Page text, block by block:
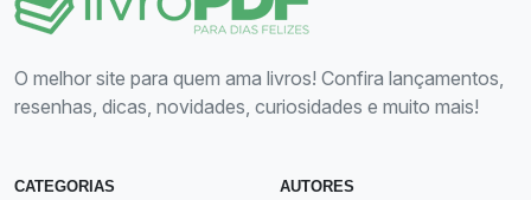
O melhor site para quem ama livros! Confira lançamentos,
resenhas, dicas, novidades, curiosidades e muito mais!
CATEGORIAS AUTORES